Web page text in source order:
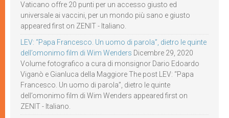
Vaticano offre 20 punti per un accesso giusto ed
universale ai vaccini, per un mondo più sano e giusto
appeared first on ZENIT - Italiano.
LEV: “Papa Francesco. Un uomo di parola”, dietro le quinte
dell’omonimo film di Wim Wenders Dicembre 29, 2020
Volume fotografico a cura di monsignor Dario Edoardo
Viganò e Gianluca della Maggiore The post LEV: “Papa
Francesco. Un uomo di parola”, dietro le quinte
dell’omonimo film di Wim Wenders appeared first on
ZENIT - Italiano.